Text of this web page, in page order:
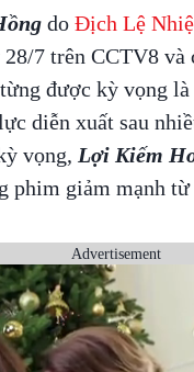
do Địch Lệ
7 trên CCTV8 và
được kỳ vọng
diễn xuất sau
vọng, Lợi Kiếm
phim giảm mạnh
Advertisement